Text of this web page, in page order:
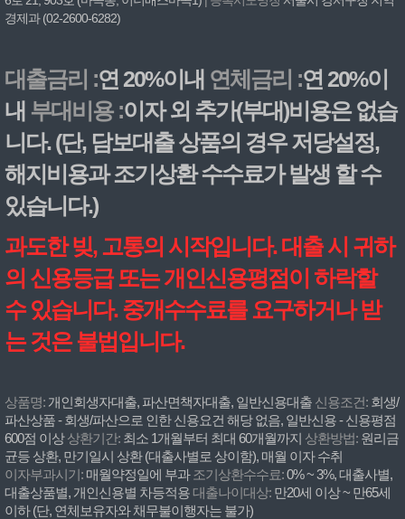
경제과 (02-2600-6282)
대출금리 :연 20%이내 연체금리 :연 20%이
내 부대비용 :이자 외 추가(부대)비용은 없습
니다. (단, 담보대출 상품의 경우 저당설정,
해지비용과 조기상환 수수료가 발생 할 수
있습니다.)
과도한 빚, 고통의 시작입니다. 대출 시 귀하
의 신용등급 또는 개인신용평점이 하락할
수 있습니다. 중개수수료를 요구하거나 받
는 것은 불법입니다.
상품명: 개인회생자대출, 파산면책자대출, 일반신용대출 신용조건: 회생/
파산상품 - 회생/파산으로 인한 신용요건 해당 없음, 일반신용 - 신용평점
600점 이상상환기간: 최소 1개월부터 최대 60개월까지 상환방법: 원리금
균등 상환, 만기일시 상환 (대출사별로 상이함), 매월 이자 수취
이자부과시기: 매월약정일에 부과 조기상환수수료:0% ~ 3%, 대출사별,
대출상품별, 개인신용별 차등적용 대출나이대상: 만20세 이상 ~ 만65세
이하 (단, 연체보유자와 채무불이행자는 불가)